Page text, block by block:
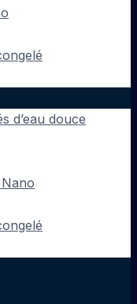
d’eau douce